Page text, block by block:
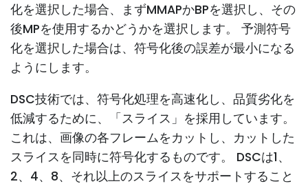
化を選択した場合、まずMMAPかBPを選択し、その
後MPを使用するかどうかを選択します。 予測符号
化を選択した場合は、符号化後の誤差が最小になる
ようにします。
DSC技術では、符号化処理を高速化し、品質劣化を
低減するために、「スライス」を採用しています。
これは、画像の各フレームをカットし、カットした
スライスを同時に符号化するものです。 DSCは1、
2、4、8、それ以上のスライスをサポートすること